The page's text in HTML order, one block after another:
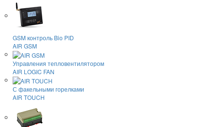
GSM контроль Bio PID
AIR GSM
Управления тепловентилятором
AIR LOGIC FAN
С факельными горелками
AIR TOUCH